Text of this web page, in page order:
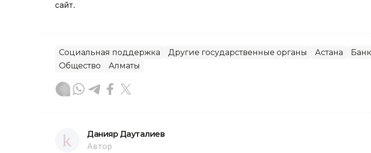
сайт.
Социальная поддержка Другие государственные органы Астана
Общество
Алматы
Данияр Дауталиев
Автор